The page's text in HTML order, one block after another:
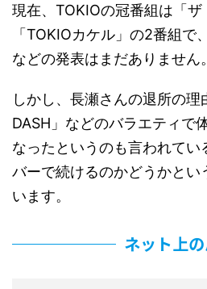
現在、TOKIOの冠番組は「ザ
「TOKIOカケル」の2番組で
などの発表はまだありません。
しかし、長瀬さんの退所の理
DASH」などのバラエティで
なったというのも言われてい
バーで続けるのかどうかとい
います。
ネット上